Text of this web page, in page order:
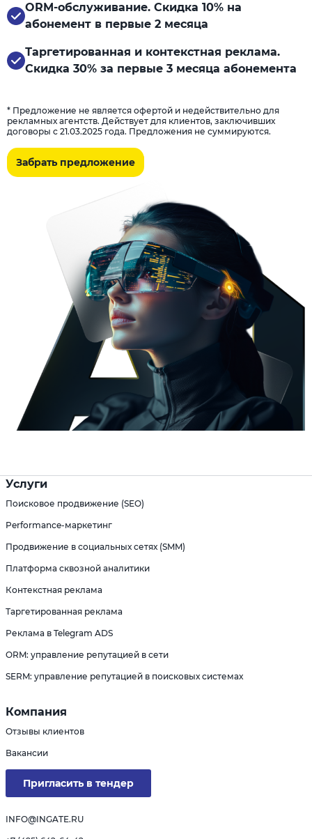
ORM-обслуживание. Скидка 10% на
абонемент в первые 2 месяца
Таргетированная и контекстная реклама.
Скидка 30% за первые 3 месяца абонемента
* Предложение не является офертой и недействительно для
рекламных агентств. Действует для клиентов, заключивших
договоры с 21.03.2025 года. Предложения не суммируются.
Забрать предложение
Услуги
Поисковое продвижение (SEO)
Performance-маркетинг
Продвижение в социальных сетях (SMM)
Платформа сквозной аналитики
Контекстная реклама
Таргетированная реклама
Реклама в Telegram ADS
ORM: управление репутацией в сети
SERM: управление репутацией в поисковых системах
Компания
Отзывы клиентов
Вакансии
Пригласить в тендер
INFO@INGATE.RU